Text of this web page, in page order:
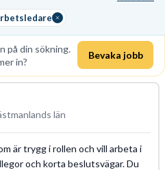
kräver enhögskoleutbildning
erfarenhet, samt god vana av
för att undvika fel i
på din sökning.
in?
Bevaka jobb
län
är trygg i rollen och vill arbeta i
och korta beslutsvägar. Du